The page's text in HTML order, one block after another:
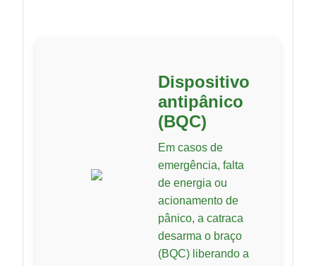
Dispositivo
antipânico
(BQC)
Em casos de
emergência, falta
de energia ou
acionamento de
pânico, a catraca
desarma o braço
(BQC) liberando a